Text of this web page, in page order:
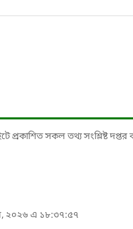
প্রকাশিত সকল তথ্য সংশ্লিষ্ট দপ্তর
২০২৬ এ ১৮:৩৭:৫৭